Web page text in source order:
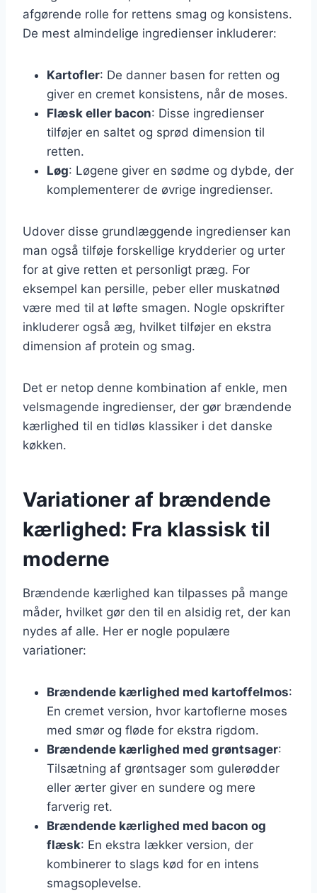
afgørende rolle for rettens smag og konsistens.
De mest almindelige ingredienser inkluderer:
Kartofler: De danner basen for retten og
giver en cremet konsistens, når de moses.
Flæsk eller bacon: Disse ingredienser
tilføjer en saltet og sprød dimension til
retten.
Løg: Løgene giver en sødme og dybde, der
komplementerer de øvrige ingredienser.
Udover disse grundlæggende ingredienser kan
man også tilføje forskellige krydderier og urter
for at give retten et personligt præg. For
eksempel kan persille, peber eller muskatnød
være med til at løfte smagen. Nogle opskrifter
inkluderer også æg, hvilket tilføjer en ekstra
dimension af protein og smag.
Det er netop denne kombination af enkle, men
velsmagende ingredienser, der gør brændende
kærlighed til en tidløs klassiker i det danske
køkken.
Variationer af brændende
kærlighed: Fra klassisk til
moderne
Brændende kærlighed kan tilpasses på mange
måder, hvilket gør den til en alsidig ret, der kan
nydes af alle. Her er nogle populære
variationer:
Brændende kærlighed med kartoffelmos:
En cremet version, hvor kartoflerne moses
med smør og fløde for ekstra rigdom.
Brændende kærlighed med grøntsager:
Tilsætning af grøntsager som gulerødder
eller ærter giver en sundere og mere
farverig ret.
Brændende kærlighed med bacon og
flæsk: En ekstra lækker version, der
kombinerer to slags kød for en intens
smagsoplevelse.